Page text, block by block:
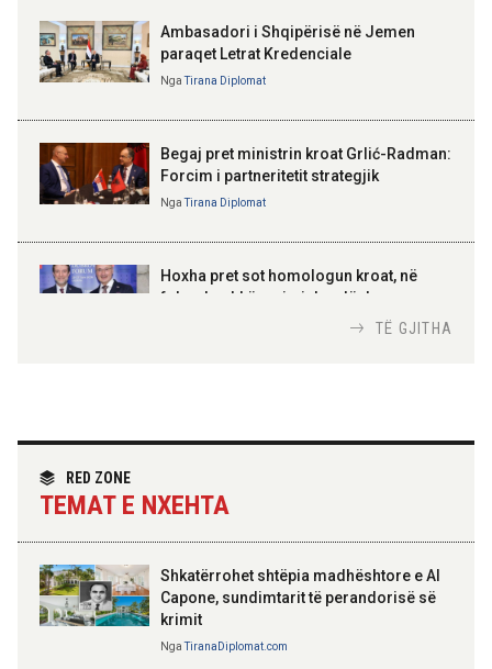
Kosovë!
100-vjetori i themelimit të
Urdhrit të Skënderbeut
Ambasadori i Shqipërisë në Jemen
paraqet Letrat Kredenciale
NgaTirana Diplomat
Begaj pret ministrin kroat Grlić-Radman:
Forcim i partneritetit strategjik
NgaTirana Diplomat
Hoxha pret sot homologun kroat, në
fokus bashkëpunimi dypalësh
partneritetit strategjik
TË GJITHA
RED ZONE
TEMAT E NXEHTA
Shkatërrohet shtëpia madhështore e Al
Capone, sundimtarit të perandorisë së
krimit
NgaTiranaDiplomat.com